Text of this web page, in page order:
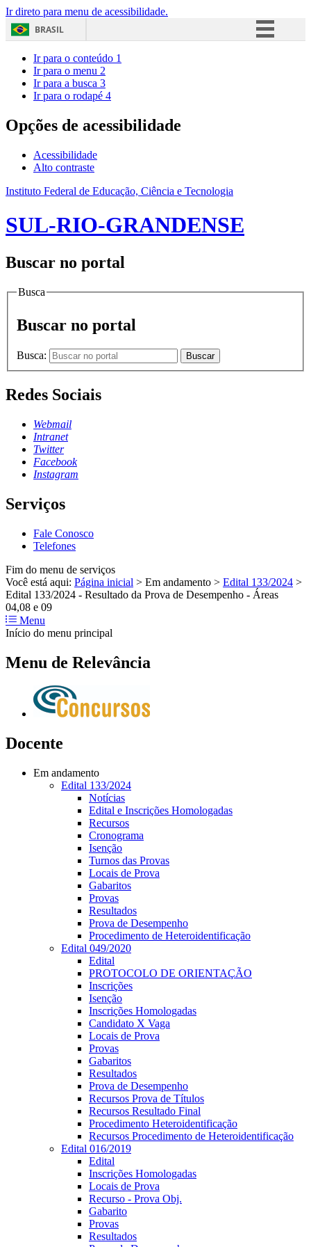
Ir direto para menu de acessibilidade.
BRASIL
Acesso à informação
Ir para o conteúdo 1
Ir para o menu 2
Ir para a busca 3
Ir para o rodapé 4
Opções de acessibilidade
Acessibilidade
Alto contraste
Instituto Federal de Educação, Ciência e Tecnologia
SUL-RIO-GRANDENSE
Buscar no portal
Busca
Buscar no portal
Busca: Buscar
Redes Sociais
Webmail
Intranet
Twitter
Facebook
Instagram
Serviços
Fale Conosco
Telefones
Fim do menu de serviços
Você está aqui: Página inicial > Em andamento > Edital 133/2024 >
Edital 133/2024 - Resultado da Prova de Desempenho - Áreas
04,08 e 09
Menu
Início do menu principal
Menu de Relevância
Docente
Em andamento
Edital 133/2024
Notícias
Edital e Inscrições Homologadas
Recursos
Cronograma
Isenção
Turnos das Provas
Locais de Prova
Gabaritos
Provas
Resultados
Prova de Desempenho
Procedimento de Heteroidentificação
Edital 049/2020
Edital
PROTOCOLO DE ORIENTAÇÃO
Inscrições
Isenção
Inscrições Homologadas
Candidato X Vaga
Locais de Prova
Provas
Gabaritos
Resultados
Prova de Desempenho
Recursos Prova de Títulos
Recursos Resultado Final
Procedimento Heteroidentificação
Recursos Procedimento de Heteroidentificação
Edital 016/2019
Edital
Inscrições Homologadas
Locais de Prova
Recurso - Prova Obj.
Gabarito
Provas
Resultados